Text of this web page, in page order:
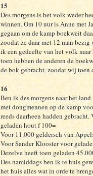
15
Des morgens is het volk weder
winnen. Om 10 uur is Anne met
gegaan om de kamp boekweit
zoodat ze daar met 12 man
ik een gedeelte van het volk
toen hebben de anderen de
de bok gebracht, zoodat wij
16
Ben ik des morgens naar het
met dongmennen op de kamp
reeds daarheen hadden
geladen hout f 100=
Voor 11.000 geldersch van
Voor Sander Klooster voor
Dezelve heeft toen geladen
Des namiddags ben ik te huis
het huis alles wat in orde te